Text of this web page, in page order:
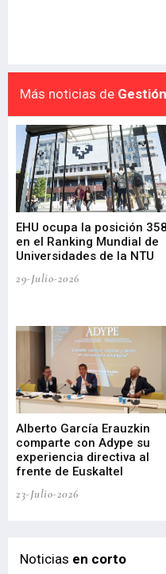
Más noticias de
EHU ocupa la posición 358
en el Ranking Mundial de
Universidades de la NTU
29-Julio-2026
Alberto García Erauzkin
comparte con Adype su
experiencia directiva al
frente de Euskaltel
23-Julio-2026
Noticias en corto